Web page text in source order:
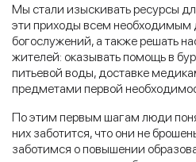
Мы стали изыскивать ресурсы
эти приходы всем необходимым
богослужений, а также решать
жителей: оказывать помощь в
питьевой воды, доставке
предметами первой
По этим первым шагам люди
них заботится, что они не
заботимся о повышении